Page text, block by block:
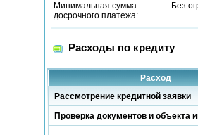
Минимальная сумма
досрочного платежа:
Без
Расходы по кредиту
Расход
Рассмотрение кредитной заявки
Проверка документов и объекта